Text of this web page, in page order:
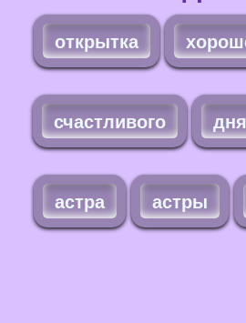
открытка
счастливого дня
астра астры